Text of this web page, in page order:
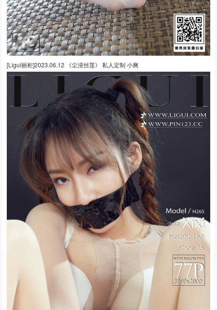
[Ligui丽柜]2023.06.12 《尘浸丝莲》 私人定制 小爽